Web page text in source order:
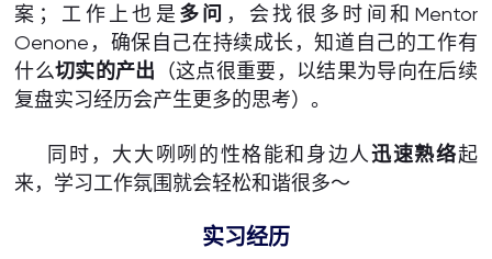
案；工作上也是 多问 ，会找很多时间和Mentor
Oenone，确保自己在持续成长，知道自己的工作有
什么切实的产出 （这点很重要，以结果为导向在后续
复盘实习经历会产生更多的思考）。
同时，大大咧咧的性格能和身边人迅速熟络起
来，学习工作氛围就会轻松和谐很多～
实习经历